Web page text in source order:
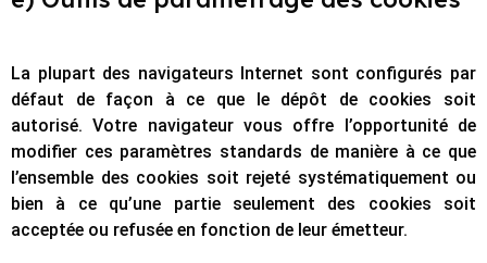
La plupart des navigateurs Internet sont configurés par
défaut de façon à ce que le dépôt de cookies soit
autorisé. Votre navigateur vous offre l’opportunité de
modifier ces paramètres standards de manière à ce que
l’ensemble des cookies soit rejeté systématiquement ou
bien à ce qu’une partie seulement des cookies soit
acceptée ou refusée en fonction de leur émetteur.